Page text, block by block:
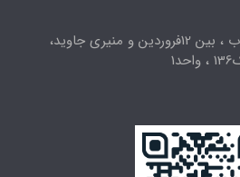
تهران، خیابان انقلاب ، بین 12فروردین و منیری جاوید،